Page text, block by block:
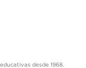
desde 1968.